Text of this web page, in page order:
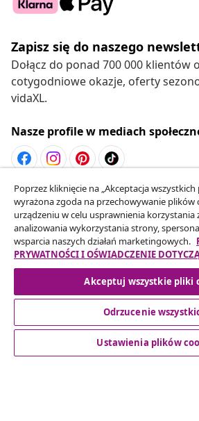
Zapisz się do naszego
Dołącz do ponad 700 000 klientów
cotygodniowe okazje, oferty
vidaXL.
Nasze profile w mediach
Odstąpienie od umowy
Złóż wniosek o odstąpienie od
Twojego zamówienia.
Odstąpienie od
Obsługa Klienta
Poprzez kliknięcie na „Akceptacja
wyrażona zgoda na przechowywanie plików
urządzeniu w celu usprawnienia korzystania
analizowania wykorzystania strony,
wsparcia naszych działań marketingowych.
PRYWATNOŚCI I OŚWIADCZENIE
Akceptuj wszystkie pliki
Odrzucenie
Ustawienia plików